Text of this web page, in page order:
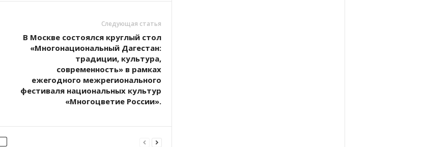
Следующая статья
В Москве состоялся круглый стол
«Многонациональный Дагестан:
традиции, культура,
современность» в рамках
ежегодного межрегионального
фестиваля национальных культур
«Многоцветие России».